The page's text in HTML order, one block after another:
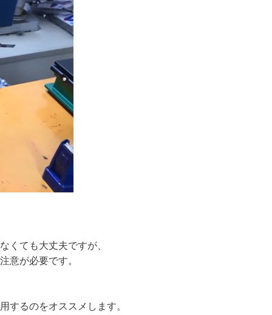
くても大丈夫ですが、
意が必要です。
するのをオススメします。